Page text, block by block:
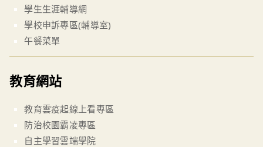
學生生涯輔導網
學校申訴專區(輔導室)
午餐菜單
教育網站
教育雲疫起線上看專區
防治校園霸凌專區
自主學習雲端學院